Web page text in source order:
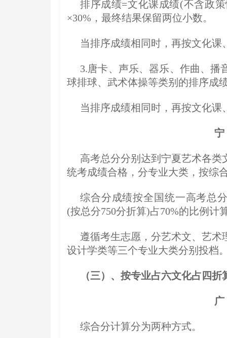
排序成绩=文化课成绩(不含政
×30%，最终结果保留两位小数。
当排序成绩相同时，再按文化课
3.唐卡、声乐、器乐、作曲、播
球排球、武术体操等类别的排序成
当排序成绩相同时，再按文化
宁
高考总分分别达到宁夏艺术各
统考成绩合格，分专业大类，按综
综合分成绩按全国统一高考总
(按总分750分折算)占70%的比例计
遵循考生志愿，分艺术文、艺
设计学类等三个专业大类分别投档
（三）、按专业占六文化占四折
广
综合分计算分为两种方式。